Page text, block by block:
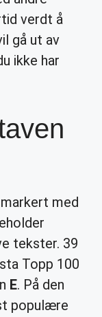
verdt å
gå ut av
ikke har
med
tekster. 39
Topp 100
E. På den
populære